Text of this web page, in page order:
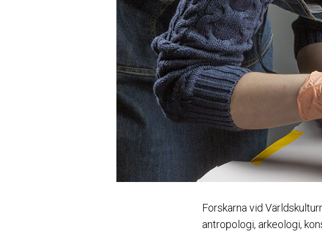
Forskarna vid
antropologi, arkeologi,